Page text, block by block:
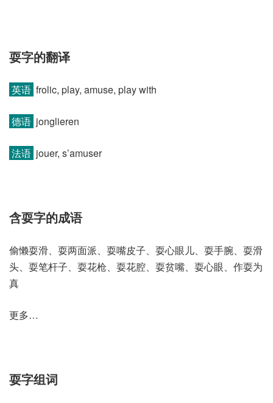
耍字的翻译
英语 frolic, play, amuse, play with
德语 jonglieren
法语 jouer, s’amuser
含耍字的成语
偷懒耍滑、耍两面派、耍嘴皮子、耍心眼儿、耍手腕、耍滑
头、耍笔杆子、耍花枪、耍花腔、耍贫嘴、耍心眼、作耍为
真
更多…
耍字组词